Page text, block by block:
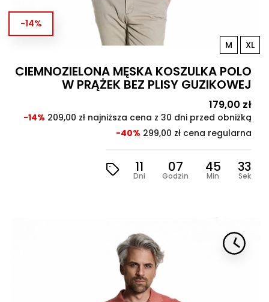
-14%
M XL
CIEMNOZIELONA MĘSKA KOSZULKA POLO
W PRĄŻEK BEZ PLISY GUZIKOWEJ
Cena
179,00 zł
-14% 209,00 zł najniższa cena z 30 dni przed obniżką
-40% 299,00 zł cena regularna
11
Dni
07
Godzin
45
Min
31
Sek